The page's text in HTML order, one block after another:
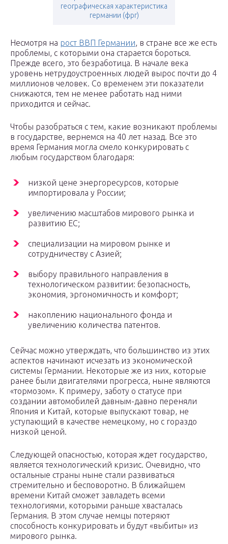
географическая характеристика
германии (фрг)
Несмотря на рост ВВП Германии, в стране все же есть
проблемы, с которыми она старается бороться.
Прежде всего, это безработица. В начале века
уровень нетрудоустроенных людей вырос почти до 4
миллионов человек. Со временем эти показатели
снижаются, тем не менее работать над ними
приходится и сейчас.
Чтобы разобраться с тем, какие возникают проблемы
в государстве, вернемся на 40 лет назад. Все это
время Германия могла смело конкурировать с
любым государством благодаря:
низкой цене энергоресурсов, которые
импортировала у России;
увеличению масштабов мирового рынка и
развитию ЕС;
специализации на мировом рынке и
сотрудничеству с Азией;
выбору правильного направления в
технологическом развитии: безопасность,
экономия, эргономичность и комфорт;
накоплению национального фонда и
увеличению количества патентов.
Сейчас можно утверждать, что большинство из этих
аспектов начинают исчезать из экономической
системы Германии. Некоторые же из них, которые
ранее были двигателями прогресса, ныне являются
«тормозом». К примеру, заботу о статусе при
создании автомобилей давным-давно переняли
Япония и Китай, которые выпускают товар, не
уступающий в качестве немецкому, но с гораздо
низкой ценой.
Следующей опасностью, которая ждет государство,
является технологический кризис. Очевидно, что
остальные страны ныне стали развиваться
стремительно и бесповоротно. В ближайшем
времени Китай сможет завладеть всеми
технологиями, которыми раньше хвасталась
Германия. В этом случае немцы потеряют
способность конкурировать и будут «выбиты» из
мирового рынка.